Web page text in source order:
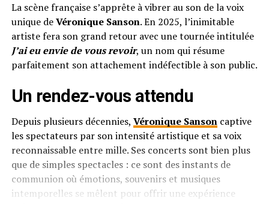
La scène française s’apprête à vibrer au son de la voix
unique deVéronique Sanson. En 2025, l’inimitable
artiste fera son grand retour avec une tournée intitulée
J’ai eu envie de vous revoir, un nom qui résume
parfaitement son attachement indéfectible à son public.
Un rendez-vous attendu
Depuis plusieurs décennies, Véronique Sansoncaptive
les spectateurs par son intensité artistique et sa voix
reconnaissable entre mille. Ses concerts sont bien plus
que de simples spectacles : ce sont des instants de
communion où émotions, souvenirs et musiques
intemporelles se mêlent pour offrir une expérience